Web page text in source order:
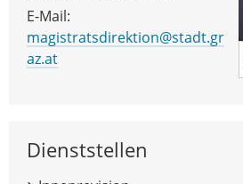
E-Mail:
magistratsdirektion@stadt.gr
az.at
Dienststellen